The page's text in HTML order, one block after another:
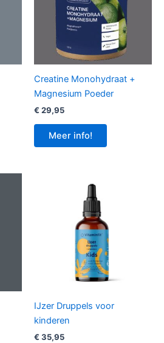
Creatine Monohydraat +
Magnesium Poeder
€ 29,95
Meer info!
IJzer Druppels voor
kinderen
€ 35,95